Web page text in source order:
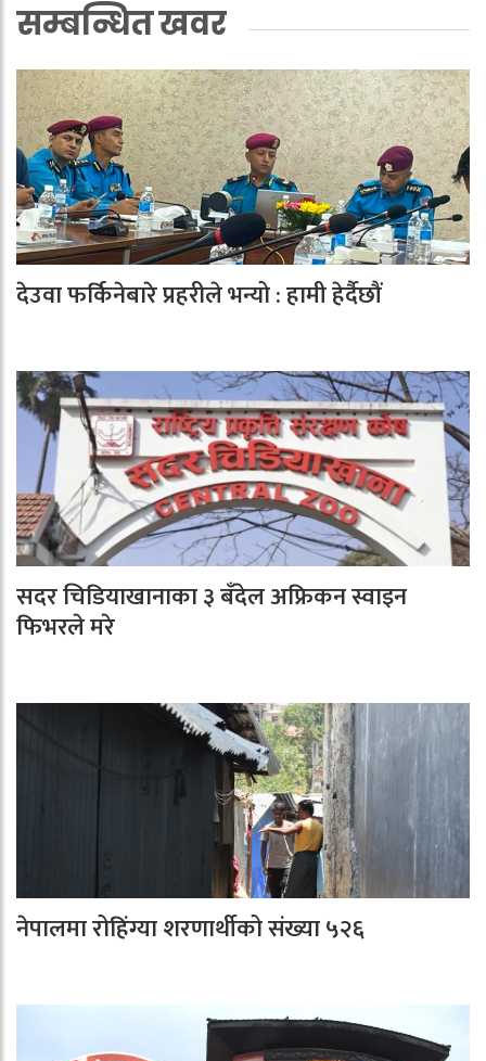
सम्बन्धित खवर
देउवा फर्किनेबारे प्रहरीले भन्यो : हामी हेर्दैछौं
सदर चिडियाखानाका ३ बँदेल अफ्रिकन स्वाइन
फिभरले मरे
नेपालमा रोहिंग्या शरणार्थीको संख्या ५२६